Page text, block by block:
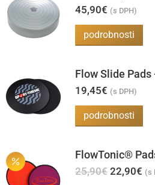
45,90€ (s DPH)
podrobnosti
Flow Slide
19,45€ (s DPH)
podrobnosti
FlowTonic®
25,90€ Pôvodná
22,90€ (s